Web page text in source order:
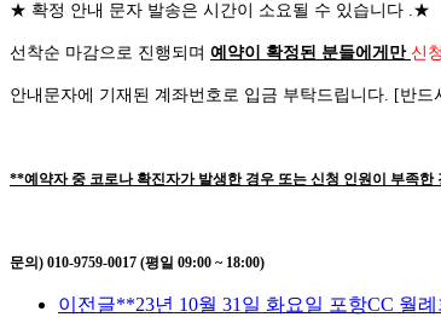
★ 확정 안내 문자 발송은 시간이 소요될 수 있습니다 .★
선착순 마감으로 진행되며 예약이 확정된 분들에게만 신
안내문자에 기재된 계좌번호로 입금 부탁드립니다. [반드
**예약자 중 코로나 확진자가 발생한 경우 또는 신청 인원이 부족
문의) 010-9759-0017 (평일 09:00 ~ 18:00)
이전글**23년 10월 31일 화요일 포항CC 월